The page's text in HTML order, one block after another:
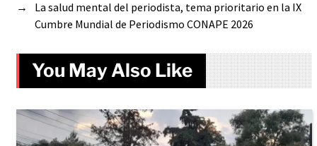
→
La salud mental del periodista, tema prioritario en la IX
Cumbre Mundial de Periodismo CONAPE 2026
You May Also Like